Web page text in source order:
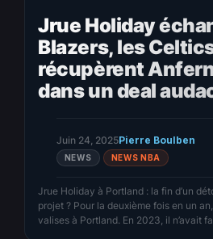
Jrue Holiday
Blazers, les
récupèrent
dans un deal
Juin 24, 2025Pierre Boulben
NEWS NEWS NBA
Jrue Holiday à Portland : la fin d’un
projet ? Pour la deuxième fois en un
valises à Portland. En 2023, il n’avait